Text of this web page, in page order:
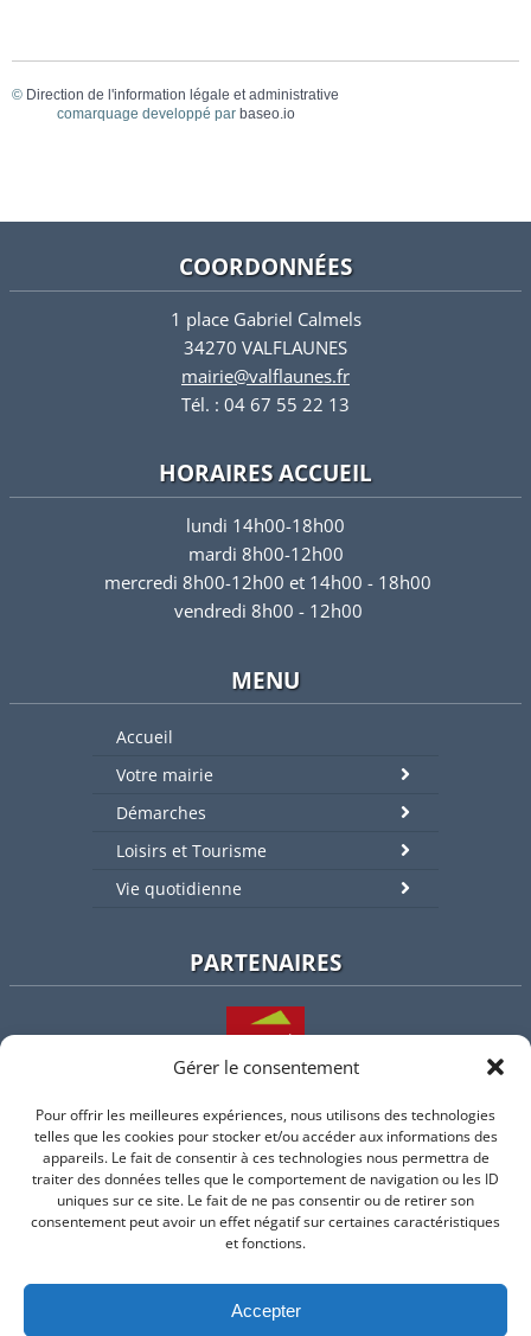
Gérer le consentement
Pour offrir les meilleures expériences, nous utilisons des technologies
telles que les cookies pour stocker et/ou accéder aux informations des
appareils. Le fait de consentir à ces technologies nous permettra de
traiter des données telles que le comportement de navigation ou les ID
uniques sur ce site. Le fait de ne pas consentir ou de retirer son
consentement peut avoir un effet négatif sur certaines caractéristiques
et fonctions.
Accepter
© Direction de l'information légale et administrative
comarquage developpé par baseo.io
COORDONNÉES
1 place Gabriel Calmels
34270 VALFLAUNES
mairie@valflaunes.fr
Tél. : 04 67 55 22 13
HORAIRES ACCUEIL
lundi 14h00-18h00
mardi 8h00-12h00
mercredi 8h00-12h00 et 14h00 - 18h00
vendredi 8h00 - 12h00
MENU
Accueil
Votre mairie
Démarches
Loisirs et Tourisme
Vie quotidienne
PARTENAIRES
L'intercommunalité
Intramuros
Suivez-nous sur Facebook